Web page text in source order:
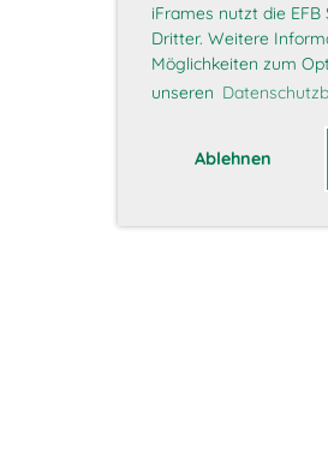
iFrames nutzt die
Dritter. Weitere
Möglichkeiten zum
unseren
Ablehnen